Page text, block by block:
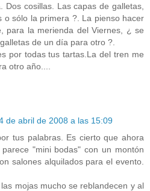
Dos cosillas. Las capas de galletas,
o sólo la primera ?. La pienso hacer
para la merienda del Viernes, ¿ se
de un día para otro ?.
por todas tus tartas.La del tren me
otro año....
de abril de 2008 a las 15:09
tus palabras. Es cierto que ahora
"mini bodas" con un montón
salones alquilados para el evento.
mojas mucho se reblandecen y al